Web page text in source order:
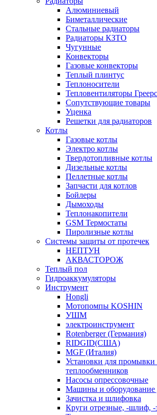
Алюминиевый
Биметаллические
Стальные радиаторы
Радиаторы КЗТО
Чугунные
Конвекторы
Газовые конвекторы
Теплый плинтус
Теплоносители
Тепловентиляторы Греерс
Сопутствующие товары
Уценка
Решетки для радиаторов
Котлы
Газовые котлы
Электро котлы
Твердотопливные котлы
Дизельные котлы
Пеллетные котлы
Запчасти для котлов
Бойлеры
Дымоходы
Теплонакопители
GSM Термостаты
Пиролизные котлы
Системы защиты от протечек
НЕПТУН
АКВАСТОРОЖ
Теплый пол
Гидроаккумуляторы
Инструмент
Hongli
Мотопомпы KOSHIN
УШМ
электроинструмент
Rotenberger (Германия)
RIDGID(США)
MGF (Италия)
Установки для промывки
теплообменников
Насосы опрессовочные
Машины и оборудование
Зачистка и шлифовка
Круги отрезные, -шлиф, -